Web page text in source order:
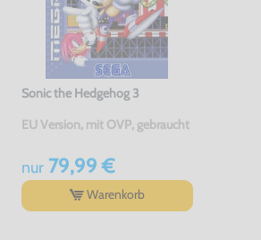
Sonic the Hedgehog 3
EU Version, mit OVP, gebraucht
nur79,99 €
Warenkorb